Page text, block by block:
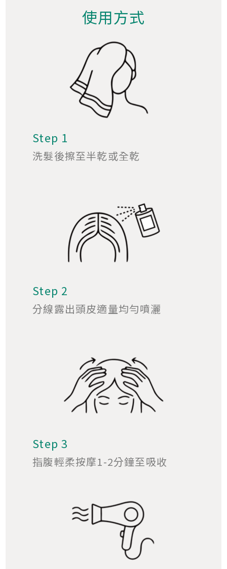
使用方式
Step 1
洗髮後擦至半乾或全乾
Step 2
分線露出頭皮適量均勻噴灑
Step 3
指腹輕柔按摩1-2分鐘至吸收